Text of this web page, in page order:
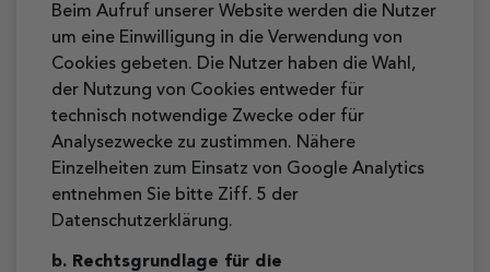
Beim Aufruf unserer Website werden die Nutzer
um eine Einwilligung in die Verwendung von
Cookies gebeten. Die Nutzer haben die Wahl,
der Nutzung von Cookies entweder für
technisch notwendige Zwecke oder für
Analysezwecke zu zustimmen. Nähere
Einzelheiten zum Einsatz von Google Analytics
entnehmen Sie bitte Ziff. 5 der
Datenschutzerklärung.
b. Rechtsgrundlage für die